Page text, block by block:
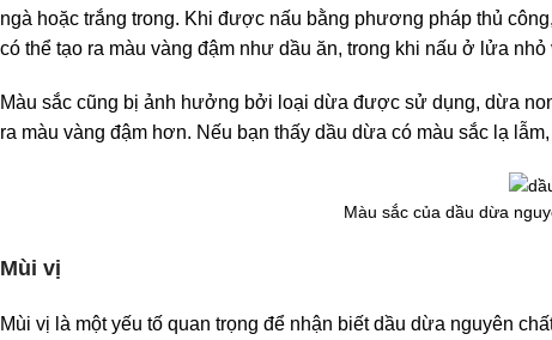
ngà hoặc trắng trong. Khi được nấu bằng phương pháp thủ
có thể tạo ra màu vàng đậm như dầu ăn, trong khi nấu ở lửa
Màu sắc cũng bị ảnh hưởng bởi loại dừa được sử dụng, dừa
ra màu vàng đậm hơn. Nếu bạn thấy dầu dừa có màu sắc lạ
Màu sắc của dầu dừa
Mùi vị
Mùi vị là một yếu tố quan trọng để nhận biết dầu dừa nguyên